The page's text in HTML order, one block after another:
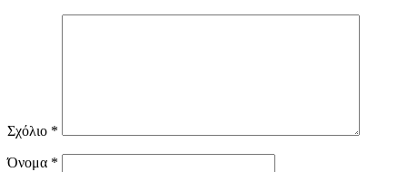
Σχόλιο *
Όνομα *